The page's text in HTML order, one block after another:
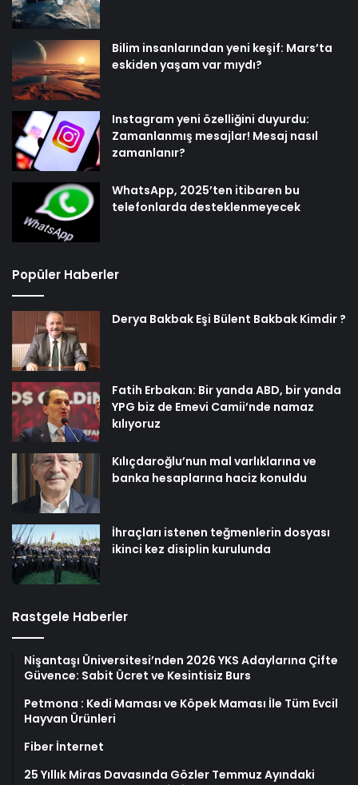
Bilim insanlarından yeni keşif: Mars’ta
eskiden yaşam var mıydı?
Instagram yeni özelliğini duyurdu:
Zamanlanmış mesajlar! Mesaj nasıl
zamanlanır?
WhatsApp, 2025’ten itibaren bu
telefonlarda desteklenmeyecek
Popüler Haberler
Derya Bakbak Eşi Bülent Bakbak Kimdir ?
Fatih Erbakan: Bir yanda ABD, bir yanda
YPG biz de Emevi Camii’nde namaz
kılıyoruz
Kılıçdaroğlu’nun mal varlıklarına ve
banka hesaplarına haciz konuldu
İhraçları istenen teğmenlerin dosyası
ikinci kez disiplin kurulunda
Rastgele Haberler
Nişantaşı Üniversitesi’nden 2026 YKS Adaylarına Çifte
Güvence: Sabit Ücret ve Kesintisiz Burs
Petmona : Kedi Maması ve Köpek Maması İle Tüm Evcil
Hayvan Ürünleri
Fiber İnternet
25 Yıllık Miras Davasında Gözler Temmuz Ayındaki